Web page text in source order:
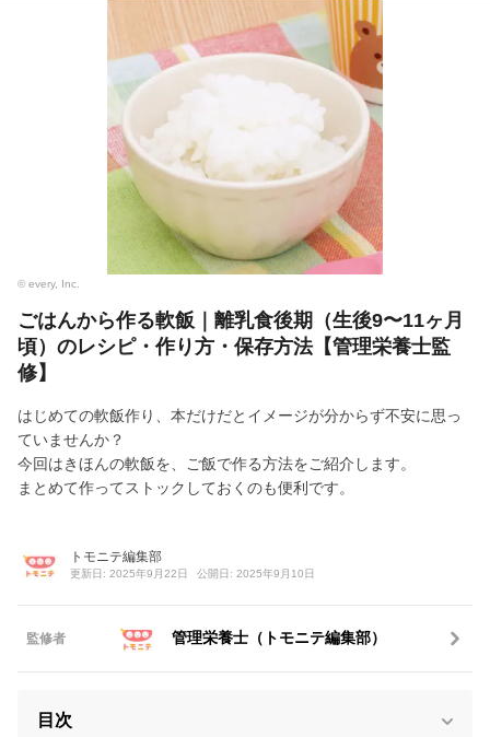
© every, Inc.
ごはんから作る軟飯｜離乳食後期（生後9〜11ヶ月
頃）のレシピ・作り方・保存方法【管理栄養士監
修】
はじめての軟飯作り、本だけだとイメージが分からず不安に思っ
ていませんか？
今回はきほんの軟飯を、ご飯で作る方法をご紹介します。
まとめて作ってストックしておくのも便利です。
トモニテ編集部
更新日: 2025年9月22日 公開日: 2025年9月10日
監修者 管理栄養士（トモニテ編集部）
目次